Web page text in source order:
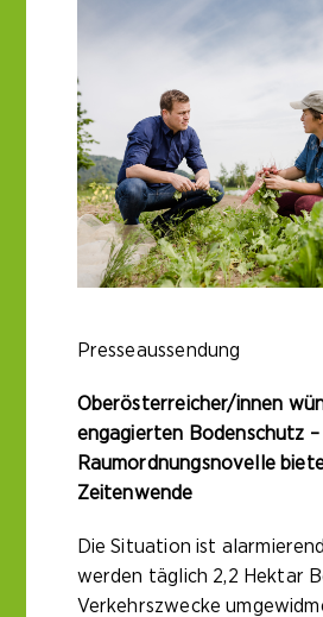
Presseaussendung
Oberösterreicher/innen
engagierten Bodenschutz –
Raumordnungsnovelle
Zeitenwende
Die Situation ist
werden täglich 2,2 Hektar
Verkehrszwecke